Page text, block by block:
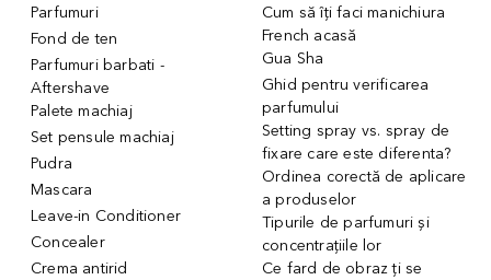
Parfumuri
Fond de ten
Parfumuri barbati -
Aftershave
Palete machiaj
Set pensule machiaj
Pudra
Mascara
Leave-in Conditioner
Concealer
Crema antirid
Cum să îți faci manichiura
French acasă
Gua Sha
Ghid pentru verificarea
parfumului
Setting spray vs. spray de
fixare care este diferenta?
Ordinea corectă de aplicare
a produselor
Tipurile de parfumuri și
concentrațiile lor
Ce fard de obraz ți se